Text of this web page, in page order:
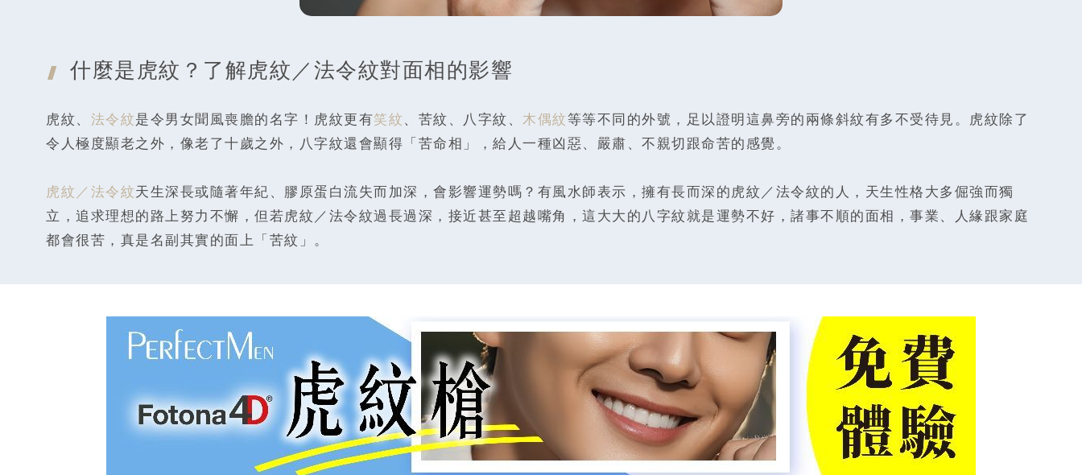
什麼是虎紋？ 了解虎紋／法令紋對面相的影響
虎紋、 法令紋是令男女聞風喪膽的名字！虎紋更有笑紋、苦紋、八字紋、 木偶紋等等不同的外號，足以證明這鼻旁的兩條斜紋有多不受待見。虎紋除了
令人極度顯老之外，像老了十歲之外，八字紋還會顯得「苦命相」，給人一種凶惡、嚴肅、不親切跟命苦的感覺。
虎紋／法令紋天生深長或隨著年紀、膠原蛋白流失而加深，會影響運勢嗎？有風水師表示，擁有長而深的虎紋／法令紋的人，天生性格大多倔強而獨
立，追求理想的路上努力不懈，但若虎紋／法令紋過長過深，接近甚至超越嘴角，這大大的八字紋就是運勢不好，諸事不順的面相，事業、人緣跟家庭
都會很苦，真是名副其實的面上「苦紋」。